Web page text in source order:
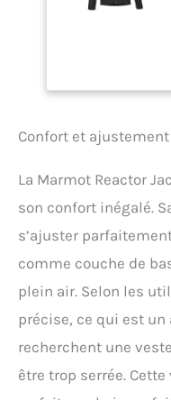
Confort et ajustement
La Marmot Reactor
son confort inégalé.
s’ajuster
comme couche de
plein air. Selon les
précise, ce qui est
recherchent une
être trop serrée.